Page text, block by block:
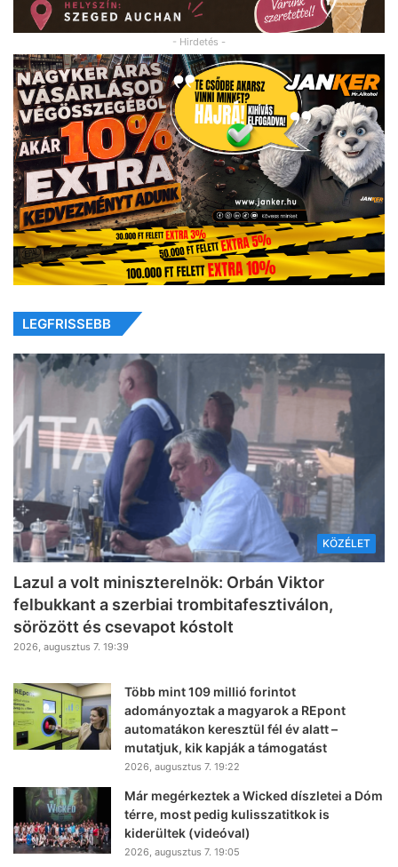
- Hirdetés -
LEGFRISSEBB
KÖZÉLET
Lazul a volt miniszterelnök: Orbán Viktor
felbukkant a szerbiai trombitafesztiválon,
sörözött és csevapot kóstolt
2026, augusztus 7. 19:39
Több mint 109 millió forintot
adományoztak a magyarok a REpont
automatákon keresztül fél év alatt –
mutatjuk, kik kapják a támogatást
2026, augusztus 7. 19:22
Már megérkeztek a Wicked díszletei a Dóm
térre, most pedig kulisszatitkok is
kiderültek (videóval)
2026, augusztus 7. 19:05